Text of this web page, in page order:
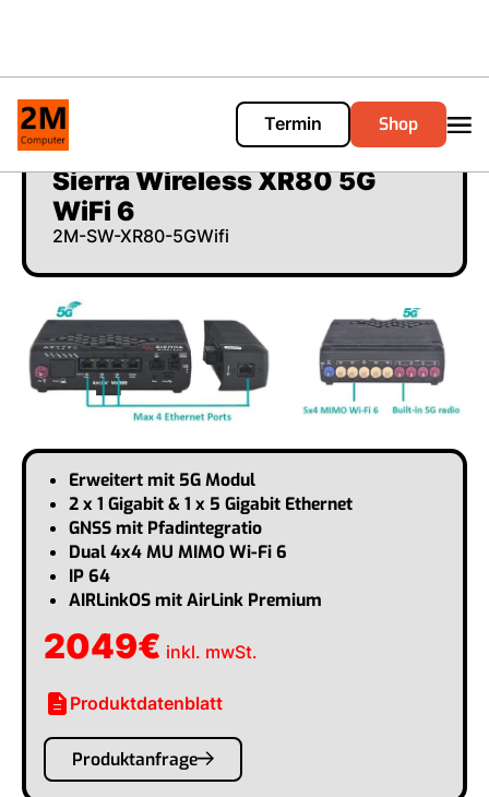
Termin Shop
Sierra Wireless XR80 5G
WiFi 6
2M-SW-XR80-5GWifi
Erweitert mit 5G Modul
2 x 1 Gigabit & 1 x 5 Gigabit Ethernet
GNSS mit Pfadintegratio
Dual 4x4 MU MIMO Wi-Fi 6
IP 64
AIRLinkOS mit AirLink Premium
2049€ inkl. mwSt.
description Produktdatenblatt
Produktanfrage